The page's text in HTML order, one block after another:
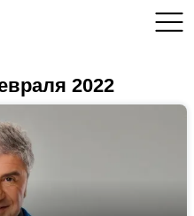
2022